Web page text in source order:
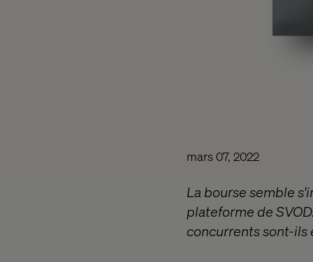
mars 07, 2022
La bourse semble
plateforme de
concurrents sont-ils